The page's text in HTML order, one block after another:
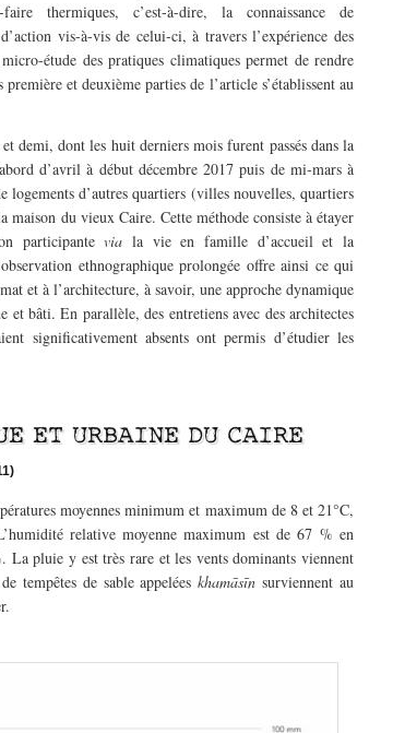
thermiques, c’est-à-dire, la connaissance de
vis-à-vis de celui-ci, à travers l’expérience des
étude des pratiques climatiques permet de rendre
et deuxième parties de l’article s’établissent au
demi, dont les huit derniers mois furent passés dans la
d’avril à début décembre 2017 puis de mi-mars à
d’autres quartiers (villes nouvelles, quartiers
du vieux Caire. Cette méthode consiste à étayer
participanteviala vie en famille d’accueil et la
ethnographique prolongée offre ainsi ce qui
et à l’architecture, à savoir, une approche dynamique
bâti. En parallèle, des entretiens avec des architectes
significativement absents ont permis d’étudier les
ET URBAINE DU CAIRE
moyennes minimum et maximum de 8 et 21°C,
relative moyenne maximum est de 67 % en
pluie y est très rare et les vents dominants viennent
tempêtes de sable appeléeskhamāsīnsurviennent au